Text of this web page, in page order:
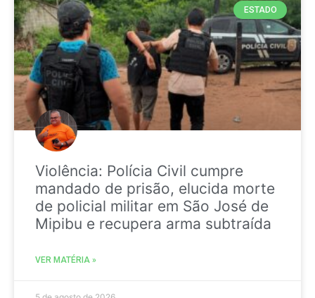
ESTADO
Violência: Polícia Civil cumpre
mandado de prisão, elucida morte
de policial militar em São José de
Mipibu e recupera arma subtraída
VER MATÉRIA »